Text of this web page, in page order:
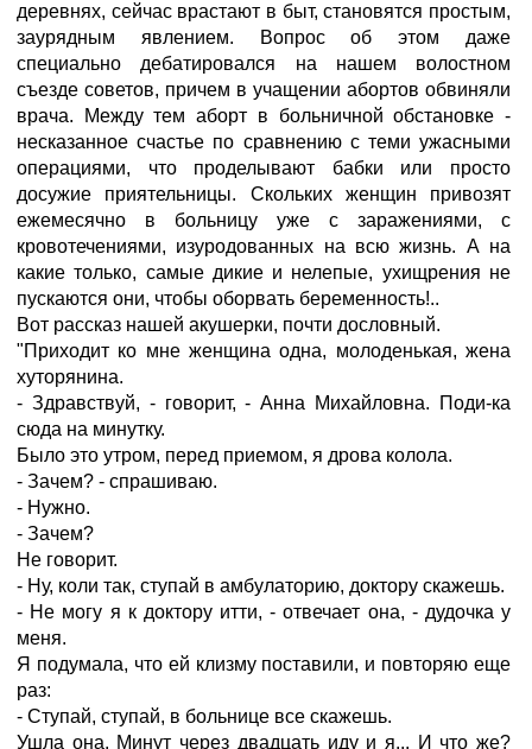
деревнях, сейчас врастают в быт, становятся простым,
заурядным явлением. Вопрос об этом даже
специально дебатировался на нашем волостном
съезде советов, причем в учащении абортов обвиняли
врача. Между тем аборт в больничной обстановке -
несказанное счастье по сравнению с теми ужасными
операциями, что проделывают бабки или просто
досужие приятельницы. Скольких женщин привозят
ежемесячно в больницу уже с заражениями, с
кровотечениями, изуродованных на всю жизнь. А на
какие только, самые дикие и нелепые, ухищрения не
пускаются они, чтобы оборвать беременность!..
Вот рассказ нашей акушерки, почти дословный.
"Приходит ко мне женщина одна, молоденькая, жена
хуторянина.
- Здравствуй, - говорит, - Анна Михайловна. Поди-ка
сюда на минутку.
Было это утром, перед приемом, я дрова колола.
- Зачем? - спрашиваю.
- Нужно.
- Зачем?
Не говорит.
- Ну, коли так, ступай в амбулаторию, доктору скажешь.
- Не могу я к доктору итти, - отвечает она, - дудочка у
меня.
Я подумала, что ей клизму поставили, и повторяю еще
раз:
- Ступай, ступай, в больнице все скажешь.
Ушла она. Минут через двадцать иду и я... И что же?